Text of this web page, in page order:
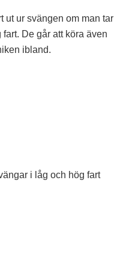
ut ur svängen om man tar
De går att köra även
ibland.
i låg och hög fart